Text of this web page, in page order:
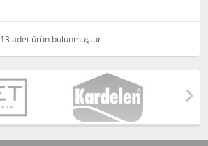
13 adet ürün bulunmuştur.